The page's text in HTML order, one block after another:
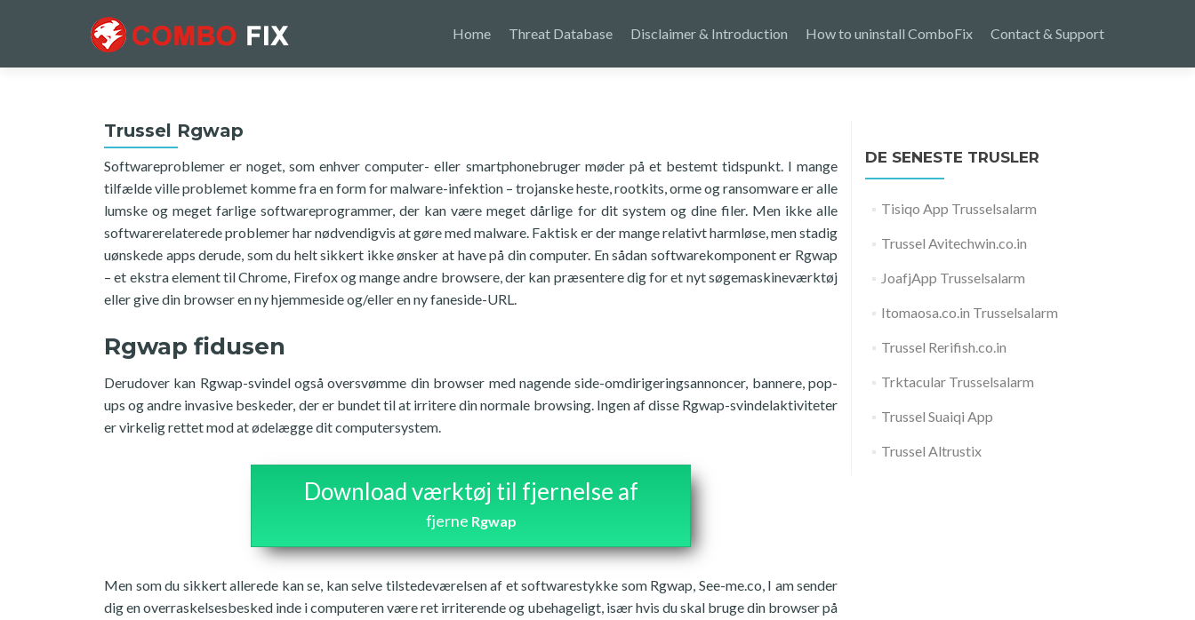
Home Threat Database Disclaimer & Introduction How to uninstall ComboFix Contact & Support
Trussel Rgwap
Softwareproblemer er noget, som enhver computer- eller smartphonebruger møder på et bestemt tidspunkt. I mange
tilfælde ville problemet komme fra en form for malware-infektion – trojanske heste, rootkits, orme og ransomware er alle
lumske og meget farlige softwareprogrammer, der kan være meget dårlige for dit system og dine filer. Men ikke alle
softwarerelaterede problemer har nødvendigvis at gøre med malware. Faktisk er der mange relativt harmløse, men stadig
uønskede apps derude, som du helt sikkert ikke ønsker at have på din computer. En sådan softwarekomponent er Rgwap
– et ekstra element til Chrome, Firefox og mange andre browsere, der kan præsentere dig for et nyt søgemaskineværktøj
eller give din browser en ny hjemmeside og/eller en ny faneside-URL.
Rgwap fidusen
Derudover kan Rgwap-svindel også oversvømme din browser med nagende side-omdirigeringsannoncer, bannere, pop-
ups og andre invasive beskeder, der er bundet til at irritere din normale browsing. Ingen af disse Rgwap-svindelaktiviteter
er virkelig rettet mod at ødelægge dit computersystem.
Download værktøj til fjernelse af
fjerne Rgwap
Men som du sikkert allerede kan se, kan selve tilstedeværelsen af et softwarestykke som Rgwap, See-me.co, I am sender
dig en overraskelsesbesked inde i computeren være ret irriterende og ubehageligt, især hvis du skal bruge din browser på
DE SENESTE TRUSLER
Tisiqo App Trusselsalarm
Trussel Avitechwin.co.in
JoafjApp Trusselsalarm
Itomaosa.co.in Trusselsalarm
Trussel Rerifish.co.in
Trktacular Trusselsalarm
Trussel Suaiqi App
Trussel Altrustix